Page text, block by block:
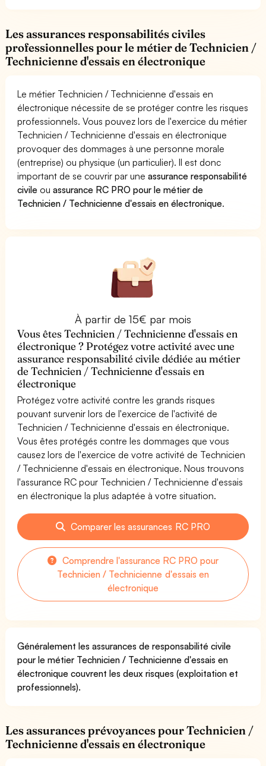
Les assurances responsabilités civiles
professionnelles pour le métier de Technicien /
Technicienne d'essais en électronique
Le métier Technicien / Technicienne d'essais en
électronique nécessite de se protéger contre les risques
professionnels. Vous pouvez lors de l'exercice du métier
Technicien / Technicienne d'essais en électronique
provoquer des dommages à une personne morale
(entreprise) ou physique (un particulier). Il est donc
important de se couvrir par uneassurance responsabilité
civile ouassurance RC PRO pour le métier de
Technicien / Technicienne d'essais en électronique.
À partir de 15€ par mois
Vous êtes Technicien / Technicienne d'essais en
électronique ? Protégez votre activité avec une
assurance responsabilité civile dédiée au métier
de Technicien / Technicienne d'essais en
électronique
Protégez votre activité contre les grands risques
pouvant survenir lors de l'exercice de l'activité de
Technicien / Technicienne d'essais en électronique.
Vous êtes protégés contre les dommages que vous
causez lors de l'exercice de votre activité de Technicien
/ Technicienne d'essais en électronique. Nous trouvons
l'assurance RC pour Technicien / Technicienne d'essais
en électronique la plus adaptée à votre situation.
Comparer les assurances RC PRO
Comprendre l'assurance RC PRO pour
Technicien / Technicienne d'essais en
électronique
Généralement les assurances de responsabilité civile
pour le métier Technicien / Technicienne d'essais en
électronique couvrent les deux risques (exploitation et
professionnels).
Les assurances prévoyances pour Technicien /
Technicienne d'essais en électronique